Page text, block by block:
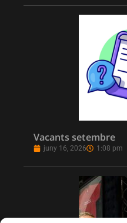
Vacants setembre
juny 16, 2026 1:08 pm